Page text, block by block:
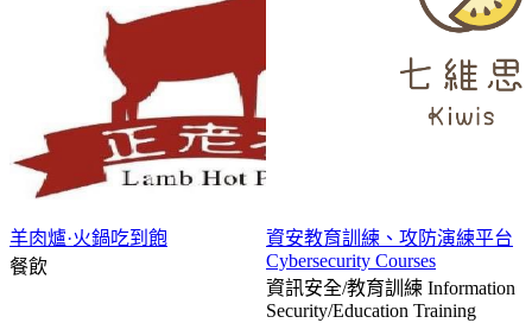
羊肉爐·火鍋吃到飽
餐飲
資安教育訓練、攻防演練平台
Cybersecurity Courses
資訊安全/教育訓練 Information
Security/Education Training